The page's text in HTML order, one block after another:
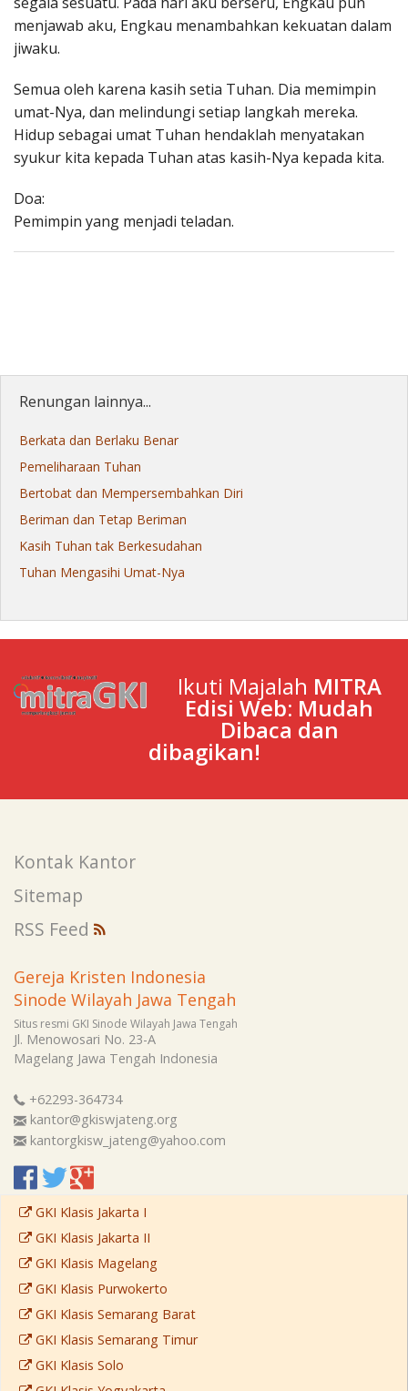
menjawab aku, Engkau menambahkan kekuatan dalam
jiwaku.
Semua oleh karena kasih setia Tuhan. Dia memimpin
umat-Nya, dan melindungi setiap langkah mereka.
Hidup sebagai umat Tuhan hendaklah menyatakan
syukur kita kepada Tuhan atas kasih-Nya kepada kita.
Doa:
Pemimpin yang menjadi teladan.
Renungan lainnya...
Berkata dan Berlaku Benar
Pemeliharaan Tuhan
Bertobat dan Mempersembahkan Diri
Beriman dan Tetap Beriman
Kasih Tuhan tak Berkesudahan
Tuhan Mengasihi Umat-Nya
Ikuti Majalah MITRA
Edisi Web: Mudah
Dibaca dan
dibagikan!
Kontak Kantor
Sitemap
RSS Feed
Gereja Kristen Indonesia
Sinode Wilayah Jawa Tengah
Situs resmi GKI Sinode Wilayah Jawa Tengah
Jl. Menowosari No. 23-A
Magelang Jawa Tengah Indonesia
+62293-364734
kantor@gkiswjateng.org
kantorgkisw_jateng@yahoo.com
GKI Klasis Jakarta I
GKI Klasis Jakarta II
GKI Klasis Magelang
GKI Klasis Purwokerto
GKI Klasis Semarang Barat
GKI Klasis Semarang Timur
GKI Klasis Solo